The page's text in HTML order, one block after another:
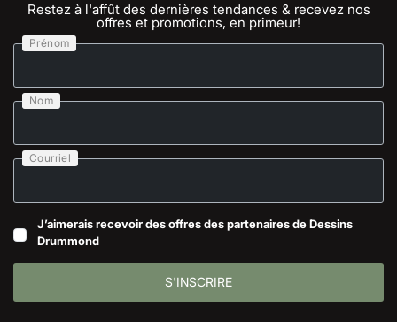
Restez à l'affût des dernières tendances & recevez nos
offres et promotions, en primeur!
Prénom
Nom
Courriel
J’aimerais recevoir des offres des partenaires de Dessins
Drummond
S'INSCRIRE